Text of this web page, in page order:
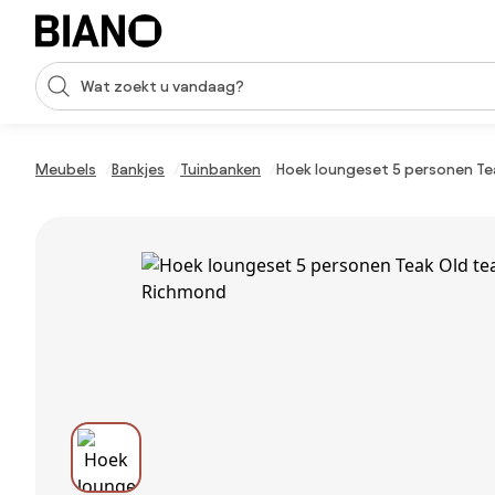
Navigatie overslaan, naar inhoud springen
Zoekopdracht invoeren
Meubels Bankjes Tuinbanken Hoek loungeset 5 personen